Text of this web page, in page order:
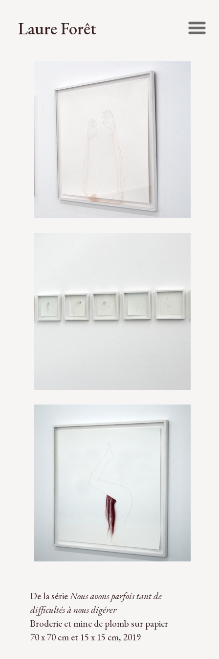
Laure Forêt
De la sérieNous avons parfois tant de
difficultés à nous digérer
Broderie et mine de plomb sur papier
70 x 70 cm et 15 x 15 cm, 2019